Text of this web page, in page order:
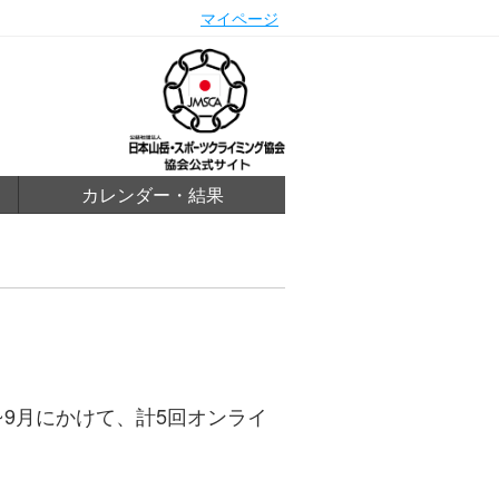
マイページ
カレンダー・結果
月にかけて、計5回オンライ